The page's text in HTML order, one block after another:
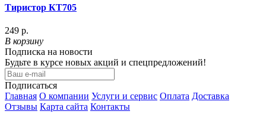
Тиристор КТ705
249 р.
В корзину
Подписка на новости
Будьте в курсе новых акций и спецпредложений!
Подписаться
Главная О компании Услуги и сервис Оплата Доставка
Отзывы Карта сайта Контакты